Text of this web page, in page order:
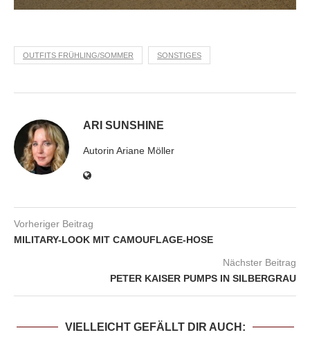
OUTFITS FRÜHLING/SOMMER SONSTIGES
ARI SUNSHINE
Autorin Ariane Möller
Vorheriger Beitrag
MILITARY-LOOK MIT CAMOUFLAGE-HOSE
Nächster Beitrag
PETER KAISER PUMPS IN SILBERGRAU
VIELLEICHT GEFÄLLT DIR AUCH: